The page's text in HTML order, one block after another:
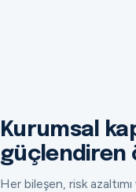
Kurumsal
güçlendiren
Her bileşen, risk